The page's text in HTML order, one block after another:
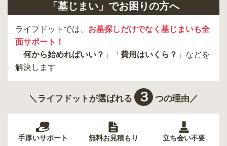
葛飾区 墨田区
杉並区
「墓じまい」でお困りの方へ
ライフドットでは、 お墓探しだけでなく墓じまいも全
面サポート！
「 何から始めればいい？ 」「 費用はいくら？ 」などを
解決します
＼ライフドットが選ばれる ３ つの理由／
手厚いサポート 無料お見積もり 立ち会い不要